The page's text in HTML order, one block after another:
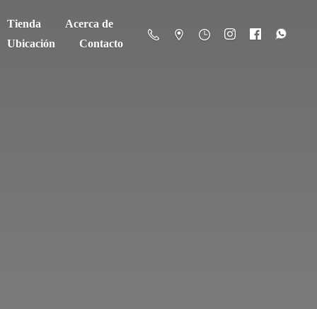
Tienda
Acerca de
Ubicación
Contacto